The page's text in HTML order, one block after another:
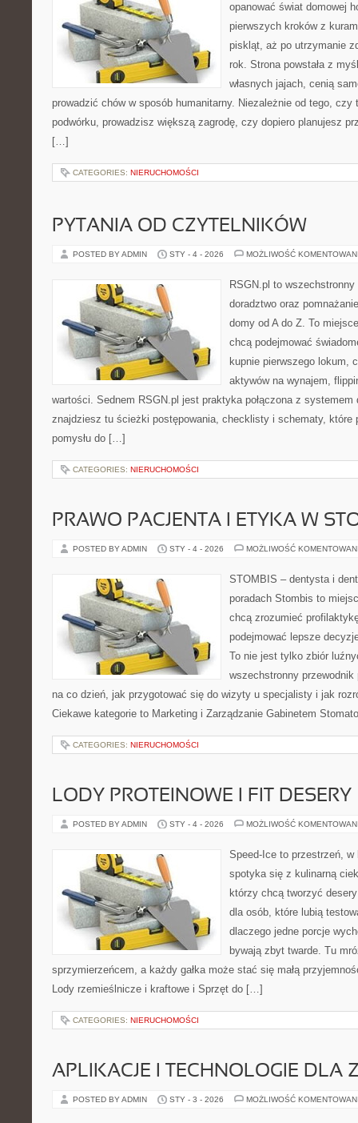
opanować świat domowej
pierwszych kroków z
piskląt, aż po utrzymanie
rok. Strona powstała z
własnych jajach, cenią
prowadzić chów w sposób humanitarny. Niezależnie od tego,
podwórku, prowadzisz większą zagrodę, czy dopiero planujesz
[…]
CATEGORIES: NIERUCHOMOŚCI
PYTANIA OD CZYTELNIKÓW
POSTED BY ADMIN STY - 4 - 2026 MOŻLIWOŚĆ
RSGN.pl to
doradztwo oraz
domy od A do Z. To
chcą podejmować
kupnie pierwszego lokum,
aktywów na wynajem,
wartości. Sednem RSGN.pl jest praktyka połączona z systemem
znajdziesz tu ścieżki postępowania, checklisty i schematy, które
pomysłu do […]
CATEGORIES: NIERUCHOMOŚCI
PRAWO PACJENTA I ETYKA W
POSTED BY ADMIN STY - 4 - 2026 MOŻLIWOŚĆ
STOMBIS – dentysta i
poradach Stombis to
chcą zrozumieć
podejmować lepsze
To nie jest tylko zbiór
wszechstronny
na co dzień, jak przygotować się do wizyty u specjalisty i jak
Ciekawe kategorie to Marketing i Zarządzanie Gabinetem
CATEGORIES: NIERUCHOMOŚCI
LODY PROTEINOWE I FIT DESERY
POSTED BY ADMIN STY - 4 - 2026 MOŻLIWOŚĆ
Speed-Ice to przestrzeń,
spotyka się z kulinarną
którzy chcą tworzyć
dla osób, które lubią
dlaczego jedne porcje
bywają zbyt twarde. Tu
sprzymierzeńcem, a każdy gałka może stać się małą
Lody rzemieślnicze i kraftowe i Sprzęt do […]
CATEGORIES: NIERUCHOMOŚCI
APLIKACJE I TECHNOLOGIE DLA
POSTED BY ADMIN STY - 3 - 2026 MOŻLIWOŚĆ